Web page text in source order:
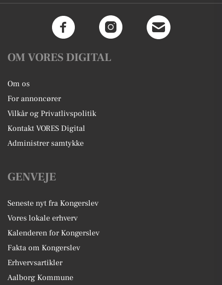
OM VORES DIGITAL
Om os
For annoncører
Vilkår og Privatlivspolitik
Kontakt VORES Digital
Administrer samtykke
GENVEJE
Seneste nyt fra Kongerslev
Vores lokale erhverv
Kalenderen for Kongerslev
Fakta om Kongerslev
Erhvervsartikler
Aalborg Kommune